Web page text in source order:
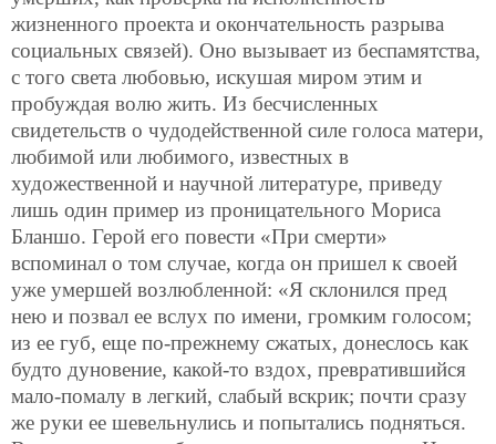
жизненного проекта и окончательность разрыва
социальных связей). Оно вызывает из беспамятства,
с того света любовью, искушая миром этим и
пробуждая волю жить. Из бесчисленных
свидетельств о чудодейственной силе голоса матери,
любимой или любимого, известных в
художественной и научной литературе, приведу
лишь один пример из проницательного Мориса
Бланшо. Герой его повести «При смерти»
вспоминал о том случае, когда он пришел к своей
уже умершей возлюбленной: «Я склонился пред
нею и позвал ее вслух по имени, громким голосом;
из ее губ, еще по-прежнему сжатых, донеслось как
будто дуновение, какой-то вздох, превратившийся
мало-помалу в легкий, слабый вскрик; почти сразу
же руки ее шевельнулись и попытались подняться.